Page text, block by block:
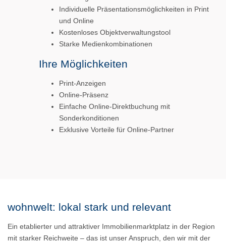
Individuelle Präsentationsmöglichkeiten in Print
und Online
Kostenloses Objektverwaltungstool
Starke Medienkombinationen
Ihre Möglichkeiten
Print-Anzeigen
Online-Präsenz
Einfache Online-Direktbuchung mit
Sonderkonditionen
Exklusive Vorteile für Online-Partner
wohnwelt: lokal stark und relevant
Ein etablierter und attraktiver Immobilienmarktplatz in der Region
mit starker Reichweite – das ist unser Anspruch, den wir mit der